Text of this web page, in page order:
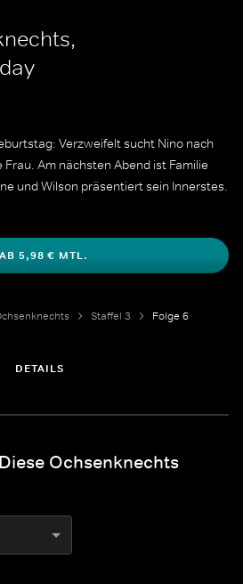
Verzweifelt sucht Nino nach
Am nächsten Abend ist Familie
und Wilson präsentiert sein Innerstes.
AB 5,98 € MTL.
Staffel 3 Folge 6
DETAILS
Ochsenknechts